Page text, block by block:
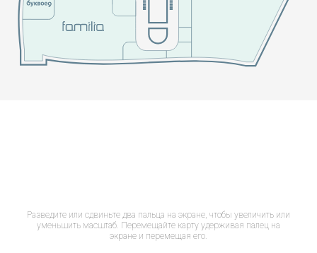
Разведите или сдвиньте два пальца на экране, чтобы увеличить или
уменьшить масштаб. Перемещайте карту удерживая палец на
экране и перемещая его.